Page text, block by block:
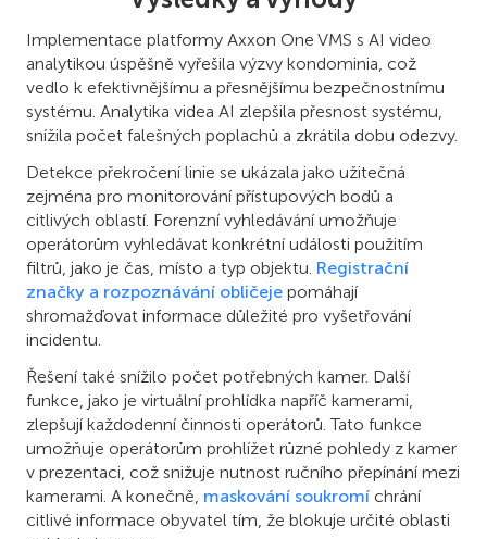
Implementace platformy Axxon One VMS s AI video
analytikou úspěšně vyřešila výzvy kondominia, což
vedlo k efektivnějšímu a přesnějšímu bezpečnostnímu
systému. Analytika videa AI zlepšila přesnost systému,
snížila počet falešných poplachů a zkrátila dobu odezvy.
Detekce překročení linie se ukázala jako užitečná
zejména pro monitorování přístupových bodů a
citlivých oblastí. Forenzní vyhledávání umožňuje
operátorům vyhledávat konkrétní události použitím
filtrů, jako je čas, místo a typ objektu. Registrační
značky a rozpoznávání obličeje pomáhají
shromažďovat informace důležité pro vyšetřování
incidentu.
Řešení také snížilo počet potřebných kamer. Další
funkce, jako je virtuální prohlídka napříč kamerami,
zlepšují každodenní činnosti operátorů. Tato funkce
umožňuje operátorům prohlížet různé pohledy z kamer
v prezentaci, což snižuje nutnost ručního přepínání mezi
kamerami. A konečně, maskování soukromí chrání
citlivé informace obyvatel tím, že blokuje určité oblasti